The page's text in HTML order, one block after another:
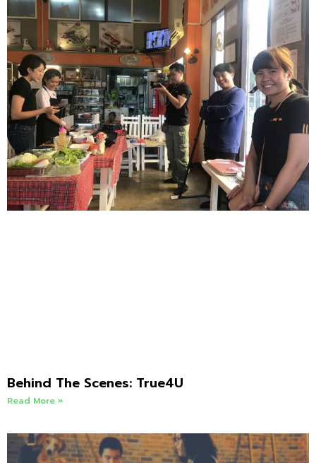
Behind The Scenes: True4U
Read More »